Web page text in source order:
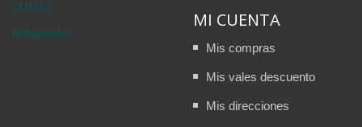
OUTLET
Refrigerados
MI CUENTA
Mis compras
Mis vales descuento
Mis direcciones